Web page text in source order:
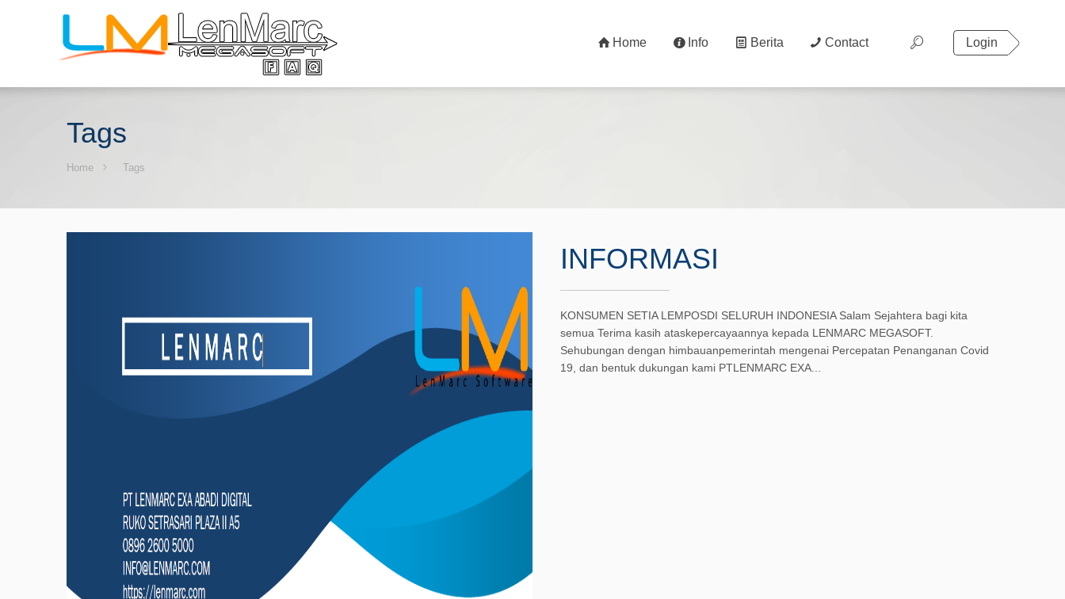
Login
Home Info Berita Contact
Tags
Home Tags
INFORMASI
KONSUMEN SETIA LEMPOSDI SELURUH INDONESIA Salam Sejahtera bagi kita
semua Terima kasih ataskepercayaannya kepada LENMARC MEGASOFT.
Sehubungan dengan himbauanpemerintah mengenai Percepatan Penanganan Covid
19, dan bentuk dukungan kami PTLENMARC EXA...